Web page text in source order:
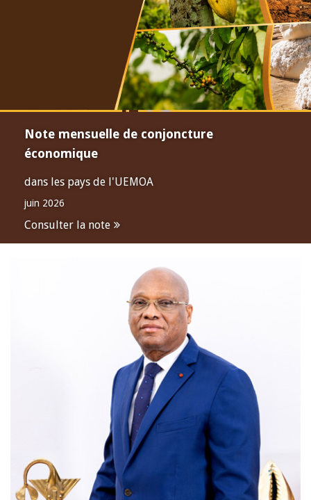
Note mensuelle de conjoncture
économique
dans les pays de l'UEMOA
juin 2026
Consulter la note